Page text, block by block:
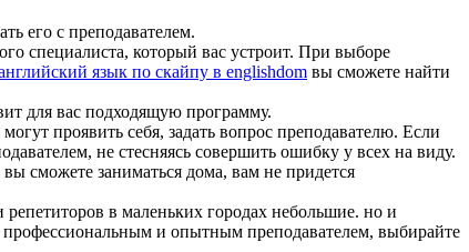
его с преподавателем.
специалиста, который вас устроит. При выборе
язык по скайпу в englishdom вы сможете найти
для вас подходящую программу.
проявить себя, задать вопрос преподавателю. Если
не стесняясь совершить ошибку у всех на виду.
сможете заниматься дома, вам не придется
в маленьких городах небольшие. но и
профессиональным и опытным преподавателем, выбирайте